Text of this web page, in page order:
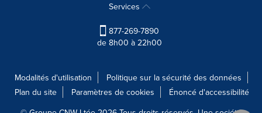
Services
877-269-7890
de 8h00 à 22h00
Modalités d'utilisation
Politique sur la sécurité des données
Plan du site
Paramètres de cookies
Énoncé d'accessibilité